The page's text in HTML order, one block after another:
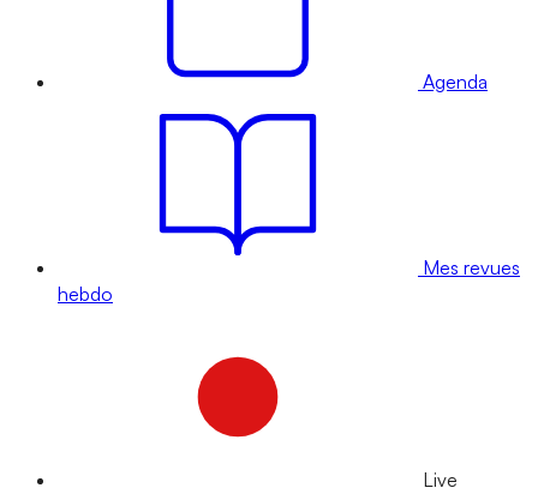
Agenda
Mes revues
hebdo
Live